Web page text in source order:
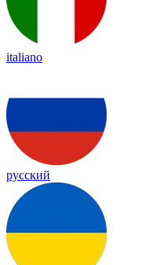
italiano
русский